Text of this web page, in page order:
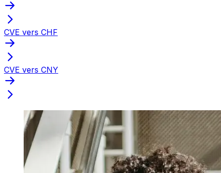
CVE vers CHF
CVE vers CNY